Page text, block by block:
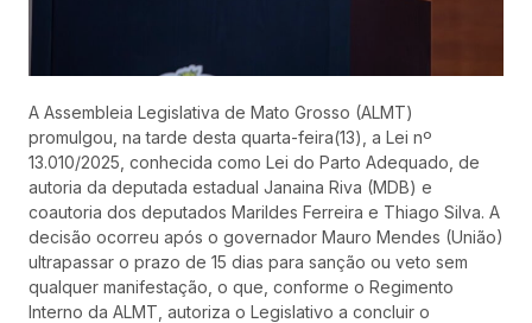
A Assembleia Legislativa de Mato Grosso (ALMT)
promulgou, na tarde desta quarta-feira(13), a Lei nº
13.010/2025, conhecida como Lei do Parto Adequado, de
autoria da deputada estadual Janaina Riva (MDB) e
coautoria dos deputados Marildes Ferreira e Thiago Silva. A
decisão ocorreu após o governador Mauro Mendes (União)
ultrapassar o prazo de 15 dias para sanção ou veto sem
qualquer manifestação, o que, conforme o Regimento
Interno da ALMT, autoriza o Legislativo a concluir o